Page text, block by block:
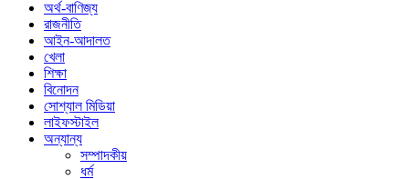
অর্থ-বাণিজ্য
রাজনীতি
আইন-আদালত
খেলা
শিক্ষা
বিনোদন
সোশ্যাল মিডিয়া
লাইফস্টাইল
অন্যান্য
সম্পাদকীয়
ধর্ম